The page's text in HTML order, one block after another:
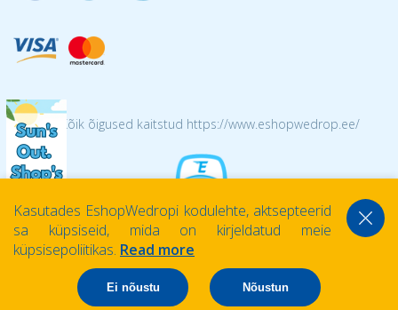
© 2026 Kõik õigused kaitstud https://www.eshopwedrop.ee/
Kasutades EshopWedropi kodulehte, aktsepteerid
sa küpsiseid, mida on kirjeldatud meie
küpsisepoliitikas. Read more
Ei nõustu Nõustun